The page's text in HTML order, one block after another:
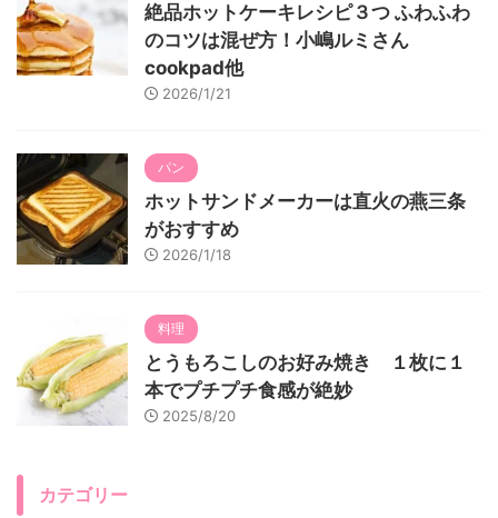
絶品ホットケーキレシピ３つ ふわふわ
のコツは混ぜ方！小嶋ルミさん
cookpad他
2026/1/21
パン
ホットサンドメーカーは直火の燕三条
がおすすめ
2026/1/18
料理
とうもろこしのお好み焼き １枚に１
本でプチプチ食感が絶妙
2025/8/20
カテゴリー